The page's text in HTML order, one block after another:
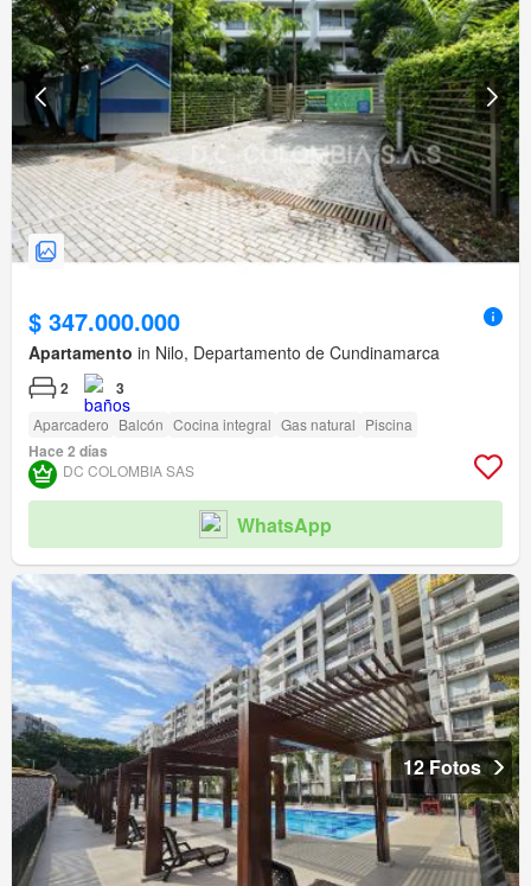
$ 347.000.000
Apartamento in Nilo, Departamento de Cundinamarca
2 3
Aparcadero Balcón Cocina integral Gas natural Piscina
Hace 2 días
DC COLOMBIA SAS
WhatsApp
12 Fotos